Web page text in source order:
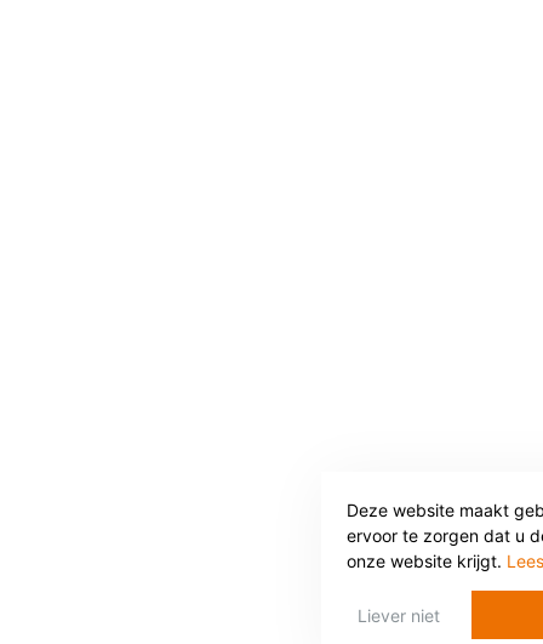
Deze website maakt
ervoor te zorgen dat u
onze website krijgt.
Liever niet